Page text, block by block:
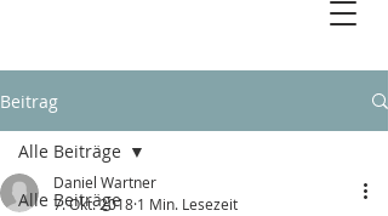
Beitrag
Alle Beiträge
Alle Beiträge
Daniel Wartner
7. Okt. 2018 1 Min. Lesezeit